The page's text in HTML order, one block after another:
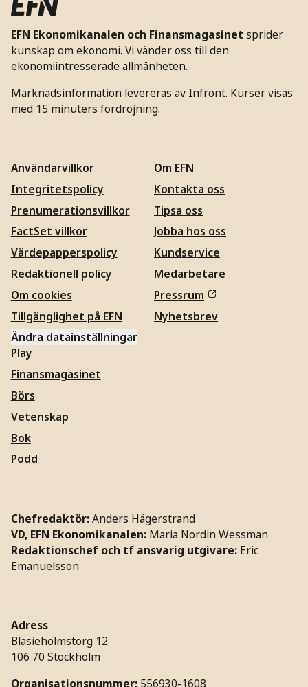
EFN Ekonomikanalen och Finansmagasinet sprider
kunskap om ekonomi. Vi vänder oss till den
ekonomiintresserade allmänheten.
Marknadsinformation levereras av Infront. Kurser visas
med 15 minuters fördröjning.
Användarvillkor
Integritetspolicy
Prenumerationsvillkor
FactSet villkor
Värdepapperspolicy
Redaktionell policy
Om cookies
Tillgänglighet på EFN
Ändra datainställningar
Om EFN
Kontakta oss
Tipsa oss
Jobba hos oss
Kundservice
Medarbetare
Pressrum
Nyhetsbrev
Play
Finansmagasinet
Börs
Vetenskap
Bok
Podd
Chefredaktör:Anders Hägerstrand
VD, EFN Ekonomikanalen: Maria Nordin Wessman
Redaktionschef och tf ansvarig utgivare: Eric
Emanuelsson
Adress
Blasieholmstorg 12
106 70 Stockholm
Organisationsnummer: 556930-1608